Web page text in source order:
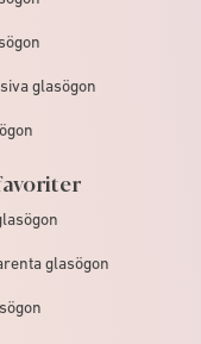
glasögon
glasögon